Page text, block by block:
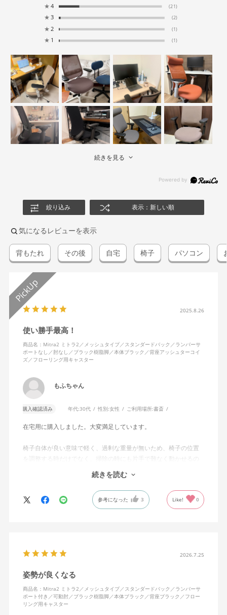
★ 4 (21)
★ 3 (2)
★ 2 (1)
★ 1 (1)
続きを見る
絞り込み 表示：新しい順
気になるレビューを表示
背もたれ その後 自宅 椅子 パソコン
2025.8.26
使い勝手最高！
商品名：Mitra2 ミトラ2／メッシュタイプ／スタンダードバック／ランバーサ
ポートなし／肘なし／ブラック樹脂脚／本体ブラック／背座アッシュターコイ
ズ／フローリング用キャスター
もふちゃん
購入確認済み 年代:30代 性別:女性 ご利用場所:書斎
在宅用に購入しました。大変満足しています。
椅子自体が良い意味で軽く、過剰な重量が無いため、椅子の位置
を調整する時だけでなく、掃除の時にも片手で難なく動かせるの
で、ストレスを感じません。
背中はメッシュ素材でハリがあり、沈み込みすぎないところが気
に入っています。色も画像通りのアッシュブルーで、部屋の差し
色になっています。
キャスターはフローリング用を選びました。とにかく動きが滑ら
思います。良い商品に巡り会えてとても嬉しいです。
続きを読む
参考になった 3 Like! 0
2026.7.25
姿勢が良くなる
商品名：Mitra2 ミトラ2／メッシュタイプ／スタンダードバック／ランバーサ
ポート付き／可動肘／ブラック樹脂脚／本体ブラック／背座ブラック／フロー
リング用キャスター